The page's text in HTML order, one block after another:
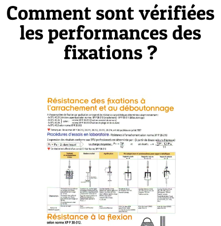
Comment sont vérifiées
les performances des
fixations ?